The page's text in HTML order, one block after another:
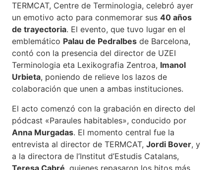
TERMCAT, Centre de Terminologia, celebró ayer
un emotivo acto para conmemorar sus 40 años
de trayectoria. El evento, que tuvo lugar en el
emblemático Palau de Pedralbes de Barcelona,
contó con la presencia del director de UZEI
Terminologia eta Lexikografia Zentroa, Imanol
Urbieta, poniendo de relieve los lazos de
colaboración que unen a ambas instituciones.
El acto comenzó con la grabación en directo del
pódcast «Paraules habitables», conducido por
Anna Murgadas. El momento central fue la
entrevista al director de TERMCAT, Jordi Bover, y
a la directora de l’Institut d’Estudis Catalans,